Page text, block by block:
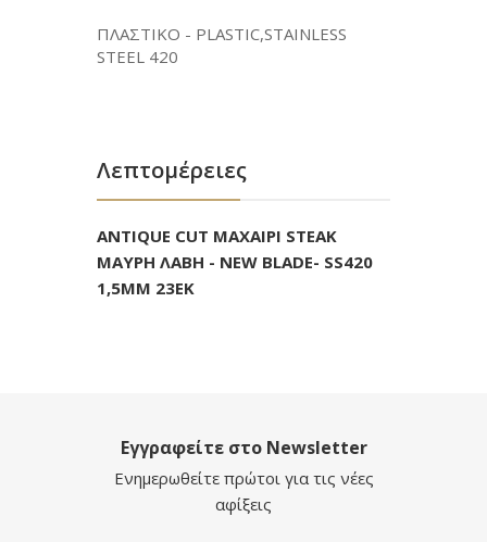
ΠΛΑΣΤΙΚΟ - PLASTIC,STAINLESS
STEEL 420
Λεπτομέρειες
ANTIQUE CUT ΜΑΧΑΙΡΙ STEAK
ΜΑΥΡΗ ΛΑΒΗ - NEW BLADE- SS420
1,5MM 23EK
Εγγραφείτε στο Newsletter
Ενημερωθείτε πρώτοι για τις νέες
αφίξεις